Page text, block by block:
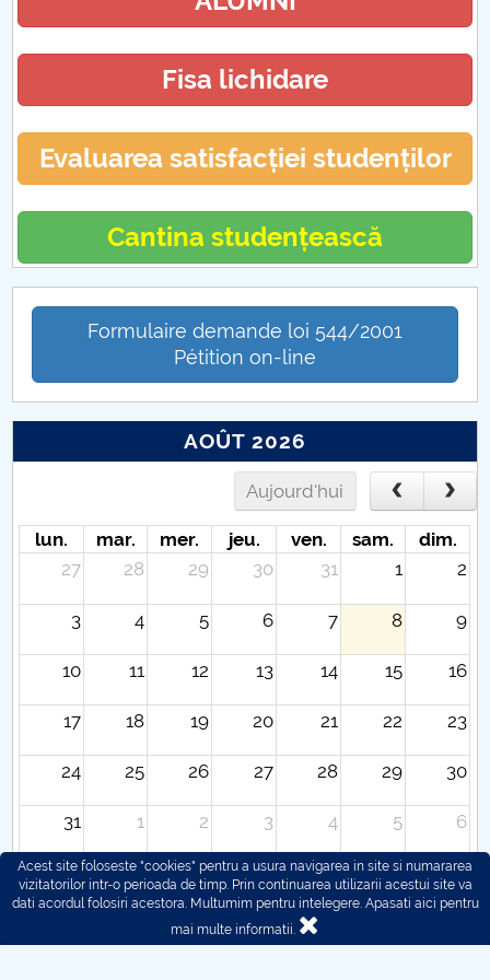
Fisa lichidare
Evaluarea satisfacției studenților
Cantina studențească
Formulaire demande loi 544/2001
Pétition on-line
AOÛT 2026
Aujourd'hui
lun. mar. mer. jeu. ven. sam.
dim.
27
28 29 30 31 1 2
3 4 5 6 7 8 9
10 11 12 13 14 15 16
17 18 19 20 21 22 23
24 25 26 27 28 29 30
31 1 2 3 4 5 6
Acest site foloseste "cookies" pentru a usura navigarea in site si numararea
vizitatorilor intr-o perioada de timp. Prin continuarea utilizarii acestui site va
dati acordul folosiri acestora. Multumim pentru intelegere. Apasati aici pentru
mai multe informatii.